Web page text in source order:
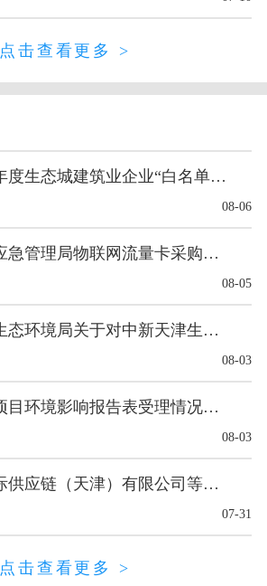
点击查看更多 >
关于拟公布2026年度生态城建筑业企业“白名单”的公示
08-06
中新天津生态城应急管理局物联网流量卡采购项目意向...
08-05
中新天津生态城生态环境局关于对中新天津生态城绿色...
08-03
抗体开发实验室项目环境影响报告表受理情况的公示
08-03
关于注销中云国际供应链（天津）有限公司等4家单位...
07-31
点击查看更多 >